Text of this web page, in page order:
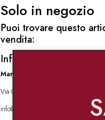
Solo in negozio
Puoi trovare questo
vendita:
Info contatti
Marynda
Via Garibaldi 136 67051 Avezzano
info@marynda.com